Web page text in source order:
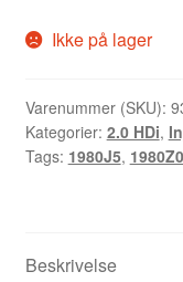
Ikke på lager
Varenummer (SKU):
Kategorier: 2.0 HDi,
Tags: 1980J5, 1980Z0
Beskrivelse